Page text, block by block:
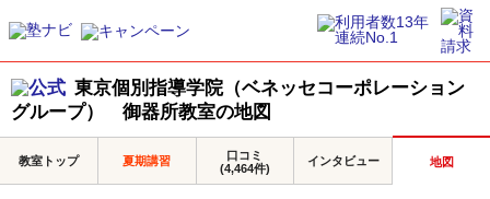
東京個別指導学院（ベネッセコーポレーション
グループ） 御器所教室の地図
教室トップ 夏期講習
口コミ
(4,464件)
インタビュー 地図